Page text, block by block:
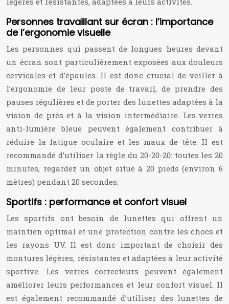
Personnes travaillant sur écran : l’importance
de l’ergonomie visuelle
Les personnes qui passent de longues heures devant
un écran sont particulièrement exposées aux douleurs
cervicales et d’épaules. Il est donc crucial de veiller à
l’ergonomie de leur poste de travail, de prendre des
pauses régulières et de porter des lunettes adaptées à la
vision de près et à la vision intermédiaire. Les verres
anti-lumière bleue peuvent également contribuer à
réduire la fatigue oculaire et les maux de tête. Il est
recommandé d’utiliser la règle du 20-20-20: toutes les 20
minutes, regardez un objet situé à 20 pieds (environ 6
mètres) pendant 20 secondes.
Sportifs : performance et confort visuel
Les sportifs ont besoin de lunettes qui offrent un
maintien optimal et une protection contre les chocs et
les rayons UV. Il est donc important de choisir des
montures légères, résistantes et adaptées à leur activité
sportive. Les verres correcteurs peuvent également
améliorer leurs performances et leur confort visuel. Il
est également recommandé d’utiliser des lunettes de